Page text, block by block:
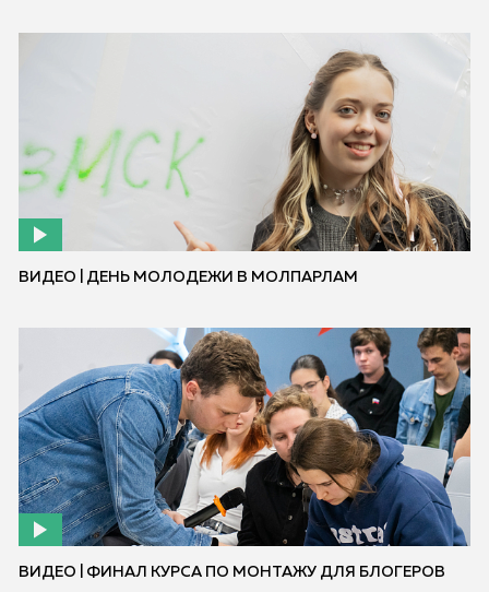
ВИДЕО | ДЕНЬ МОЛОДЕЖИ В МОЛПАРЛАМ
ВИДЕО | ФИНАЛ КУРСА ПО МОНТАЖУ ДЛЯ БЛОГЕРОВ